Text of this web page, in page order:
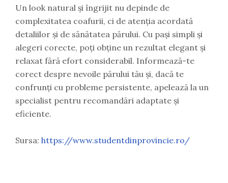
Un look natural și îngrijit nu depinde de
complexitatea coafurii, ci de atenția acordată
detaliilor și de sănătatea părului. Cu pași simpli și
alegeri corecte, poți obține un rezultat elegant și
relaxat fără efort considerabil. Informează-te
corect despre nevoile părului tău și, dacă te
confrunți cu probleme persistente, apelează la un
specialist pentru recomandări adaptate și
eficiente.
Sursa: https://www.studentdinprovincie.ro/